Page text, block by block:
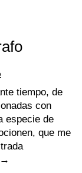
tiempo, de
con
especie de
que me
→